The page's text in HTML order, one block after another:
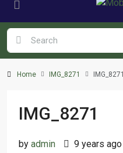
Home IMG_8271 IMG_8271
IMG_8271
by admin 9 years ago